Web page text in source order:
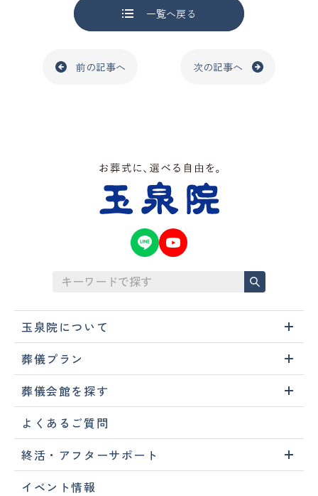
一覧へ戻る
前の記事へ 次の記事へ
玉泉院について
葬儀プラン
葬儀会館を探す
よくあるご質問
終活・アフターサポート
イベント情報